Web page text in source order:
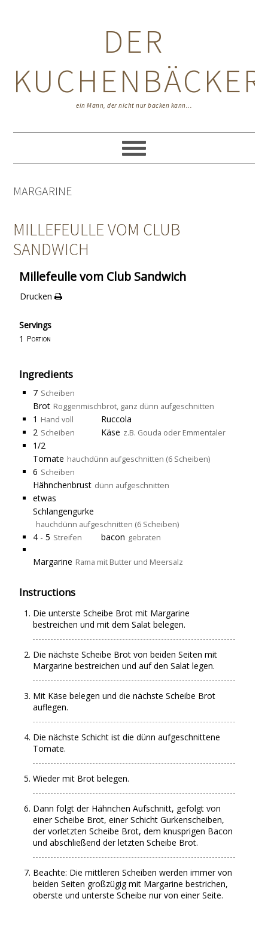
DER
KUCHENBÄCKER
ein Mann, der nicht nur backen kann...
MARGARINE
MILLEFEULLE VOM CLUB
SANDWICH
Millefeulle vom Club Sandwich
Drucken
Servings
1 Portion
Ingredients
7 Scheiben
Brot Roggenmischbrot, ganz dünn aufgeschnitten
1 Hand voll
Ruccola
2 Scheiben Käse z.B. Gouda oder Emmentaler
1/2
Tomate hauchdünn aufgeschnitten (6 Scheiben)
6 Scheiben
Hähnchenbrust dünn aufgeschnitten
etwas
Schlangengurke
hauchdünn aufgeschnitten (6 Scheiben)
4 - 5 Streifen bacon gebraten
Margarine Rama mit Butter und Meersalz
Instructions
Die unterste Scheibe Brot mit Margarine
bestreichen und mit dem Salat belegen.
Die nächste Scheibe Brot von beiden Seiten mit
Margarine bestreichen und auf den Salat legen.
Mit Käse belegen und die nächste Scheibe Brot
auflegen.
Die nächste Schicht ist die dünn aufgeschnittene
Tomate.
Wieder mit Brot belegen.
Dann folgt der Hähnchen Aufschnitt, gefolgt von
einer Scheibe Brot, einer Schicht Gurkenscheiben,
der vorletzten Scheibe Brot, dem knusprigen Bacon
und abschließend der letzten Scheibe Brot.
Beachte: Die mittleren Scheiben werden immer von
beiden Seiten großzügig mit Margarine bestrichen,
oberste und unterste Scheibe nur von einer Seite.